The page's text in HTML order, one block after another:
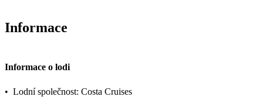
Informace
Informace o lodi
• Lodní společnost: Costa Cruises